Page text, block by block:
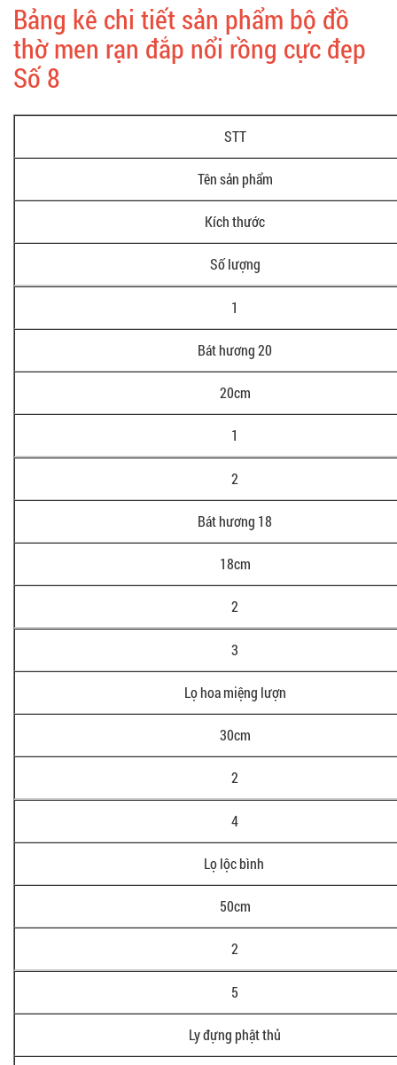
Bảng kê chi tiết sản phẩm bộ đồ
thờ men rạn đắp nổi rồng cực đẹp
Số 8
STT
Tên sản phẩm
Kích thước
Số lượng
1
Bát hương 20
20cm
1
2
Bát hương 18
18cm
2
3
Lọ hoa miệng lượn
30cm
2
4
Lọ lộc bình
50cm
2
5
Ly đựng phật thủ